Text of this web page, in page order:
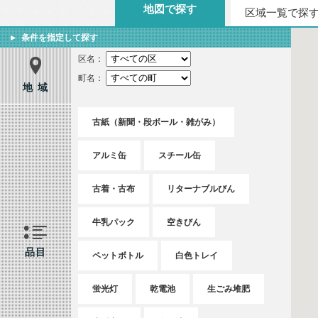
地図で探す 区域一覧で探
条件を指定して探す
地 域
区名：
町名：
品目
古紙（新聞・段ボール・雑がみ）
アルミ缶 スチール缶
古着・古布 リターナブルびん
牛乳パック 空きびん
ペットボトル 白色トレイ
蛍光灯 乾電池 生ごみ堆肥